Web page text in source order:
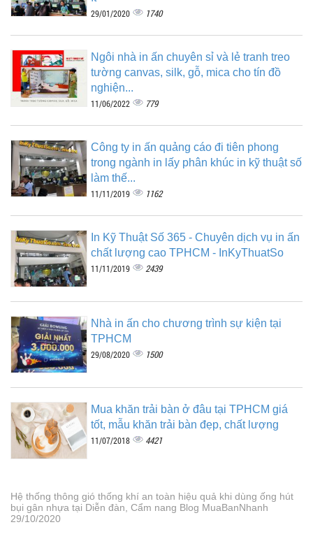
29/01/2020 1740
Ngôi nhà in ấn chuyên sỉ và lẻ tranh treo
tường canvas, silk, gỗ, mica cho tín đồ
nghiện...
11/06/2022 779
Công ty in ấn quảng cáo đi tiên phong
trong ngành in lấy phân khúc in kỹ thuật số
làm thế...
11/11/2019 1162
In Kỹ Thuật Số 365 - Chuyên dịch vụ in ấn
chất lượng cao TPHCM - InKyThuatSo
11/11/2019 2439
Nhà in ấn cho chương trình sự kiện tại
TPHCM
29/08/2020 1500
Mua khăn trải bàn ở đâu tại TPHCM giá
tốt, mẫu khăn trải bàn đẹp, chất lượng
11/07/2018 4421
Hệ thống thông gió thống khí an toàn hiệu quả khi dùng ống hút
bụi gân nhựa tại Diễn đàn, Cẩm nang Blog MuaBanNhanh
29/10/2020